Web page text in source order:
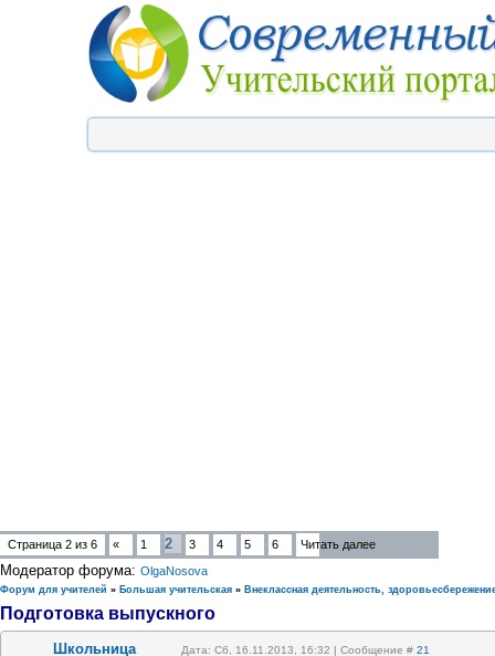
Страница 2 из 6 « 1 2 3 4 5 6 Читать далее
Модератор форума: OlgaNosova
Форум для учителей » Большая учительская » Внеклассная деятельность,
Подготовка выпускного
Школьница Дата: Сб, 16.11.2013, 16:32 | Сообщение # 21